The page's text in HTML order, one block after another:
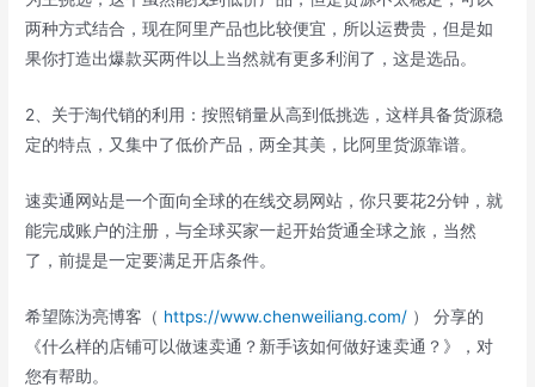
两种方式结合，现在阿里产品也比较便宜，所以运费贵，但是如
果你打造出爆款买两件以上当然就有更多利润了，这是选品。
2、关于淘代销的利用：按照销量从高到低挑选，这样具备货源稳
定的特点，又集中了低价产品，两全其美，比阿里货源靠谱。
速卖通网站是一个面向全球的在线交易网站，你只要花2分钟，就
能完成账户的注册，与全球买家一起开始货通全球之旅，当然
了，前提是一定要满足开店条件。
希望陈沩亮博客（ https://www.chenweiliang.com/ ） 分享的
《什么样的店铺可以做速卖通？新手该如何做好速卖通？》，对
您有帮助。